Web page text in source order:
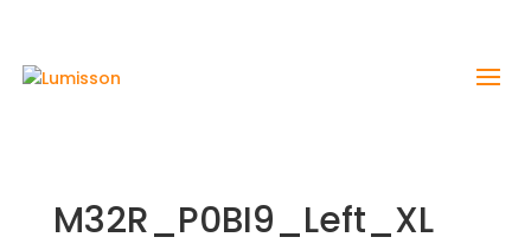
M32R_P0BI9_Left_XL